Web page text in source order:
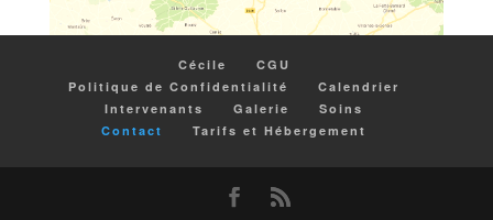
Cécile
CGU
Politique de Confidentialité
Calendrier
Intervenants
Galerie
Soins
Contact
Tarifs et Hébergement